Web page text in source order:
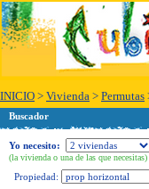
INICIO > Vivienda > Permutas
Buscador
Yo necesito:
(la vivienda o una de las que necesitas)
Propiedad: